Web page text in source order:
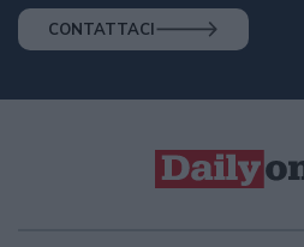
CONTATTACI